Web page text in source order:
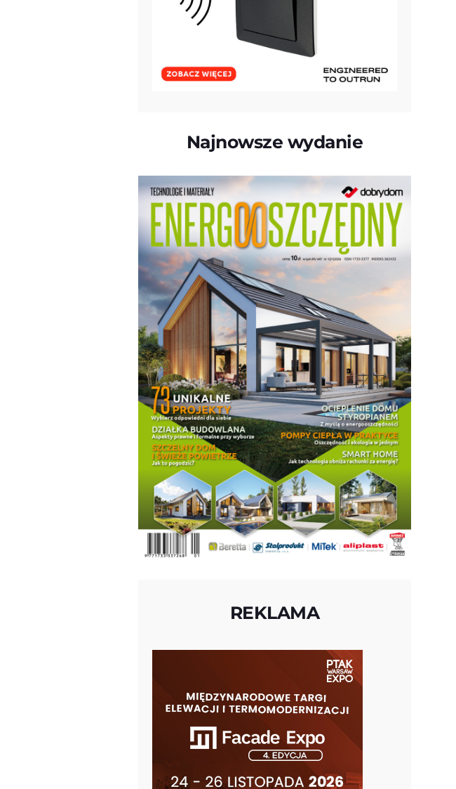
Najnowsze wydanie
REKLAMA